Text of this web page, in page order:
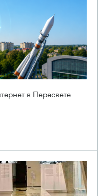
в Пересвете